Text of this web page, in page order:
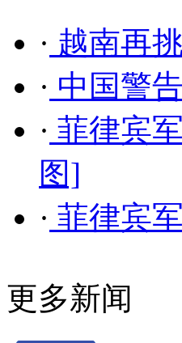
· 越南再
· 中国警
· 菲律宾
图]
· 菲律宾
更多新闻